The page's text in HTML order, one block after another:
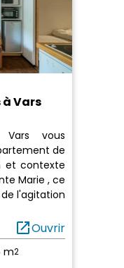
Vars
vous
de
et contexte
Marie , ce
l'agitation
open_in_newOuvrir
m2